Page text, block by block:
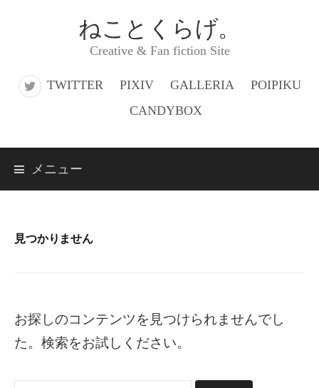
ス
ねことくらげ。
Creative & Fan fiction Site
TWITTER PIXIV GALLERIA
POIPIKU
CANDYBOX
メニュー
見つかりません
お探しのコンテンツを見つけられませんでし
た。検索をお試しください。